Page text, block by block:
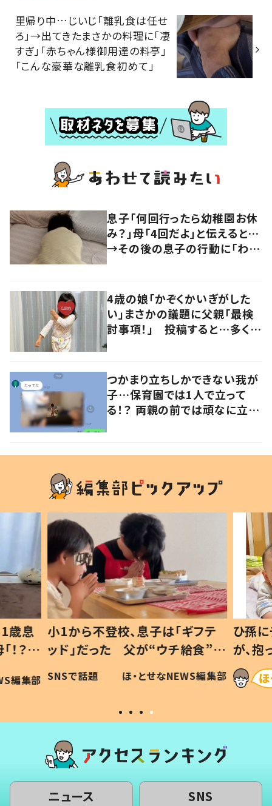
里帰り中…じいじ「離乳食は任せ
ろ」→出てきたまさかの料理に「凄
すぎ」「赤ちゃん様御用達の料亭」
「こんな豪華な離乳食初めて」
息子「何回行ったら幼稚園お休
み？」母「4回だよ」と伝えると…
→その後の息子の行動に「わか
4歳の娘「かぞくかいぎがした
い」まさかの議題に父親「最検
討事項！」 投稿すると…多くの
つかまり立ちしかできない我が
子…保育園では1人で立って
る！？ 両親の前では頑なに立た
歳息
？」
編集部
小1から不登校、息子は「ギフテ
ッド」だった 父が“ウチ給食”を
作り続ける理由とは #令和の親
#令和の子
SNSで話題 ほ・とせなNEWS編集部
ひ孫
が、
「涙が
い」
ニュース SNS